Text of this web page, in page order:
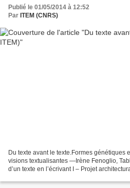
Publié le 01/05/2014 à 12:52
Par ITEM (CNRS)
Du texte avant le texte.Formes génétiques
visions textualisantes —Irène Fenoglio,
d’un texte en l’écrivant I – Projet